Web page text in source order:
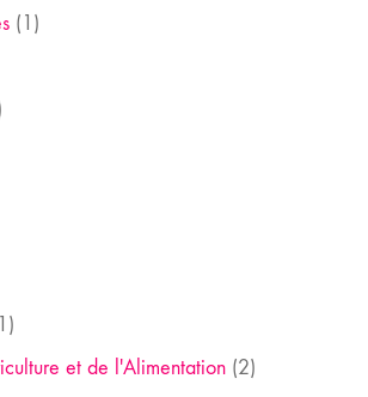
(1)
et de l'Alimentation (2)